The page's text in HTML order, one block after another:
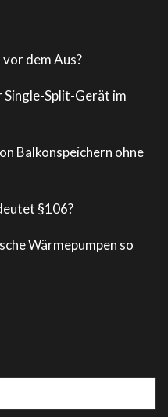
dem Aus?
Split-Gerät im
Balkonspeichern ohne
§106?
Wärmepumpen so